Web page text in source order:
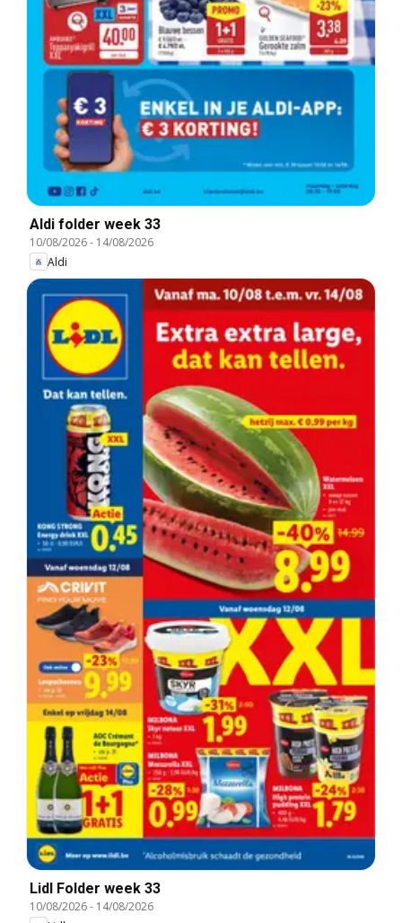
Aldi folder week 33
10/08/2026- 14/08/2026
Aldi
Lidl Folder week 33
10/08/2026- 14/08/2026